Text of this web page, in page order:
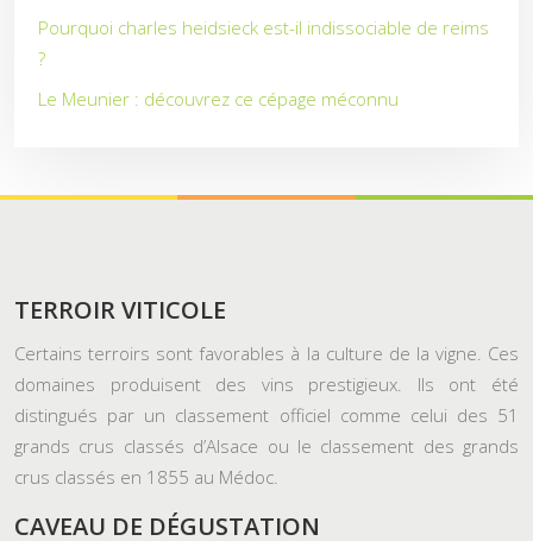
Pourquoi charles heidsieck est-il indissociable de reims
?
Le Meunier : découvrez ce cépage méconnu
TERROIR VITICOLE
Certains terroirs sont favorables à la culture de la vigne. Ces
domaines produisent des vins prestigieux. Ils ont été
distingués par un classement officiel comme celui des 51
grands crus classés d’Alsace ou le classement des grands
crus classés en 1855 au Médoc.
CAVEAU DE DÉGUSTATION